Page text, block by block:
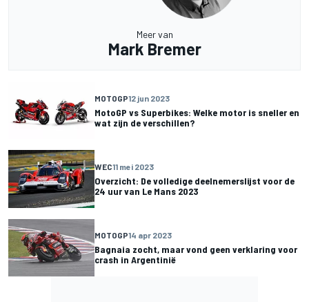
Meer van
Mark Bremer
MOTOGP12 jun 2023
MotoGP vs Superbikes: Welke motor is sneller en
wat zijn de verschillen?
WEC11 mei 2023
Overzicht: De volledige deelnemerslijst voor de
24 uur van Le Mans 2023
MOTOGP14 apr 2023
Bagnaia zocht, maar vond geen verklaring voor
crash in Argentinië